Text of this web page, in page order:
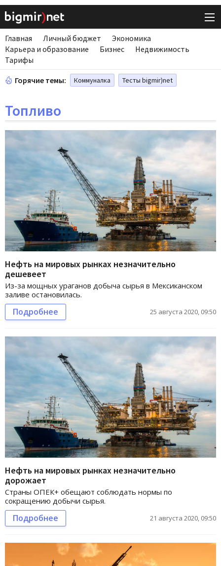
Главная Личный бюджет
Экономика
Карьера и образование
Бизнес
Недвижимость
Тарифы
Горячие темы: Коммуналка Тесты bigmir)net
Топливо
Нефть на мировых рынках незначительно
дешевеет
Из-за мощных ураганов добыча сырья в Мексиканском
заливе остановилась.
Подробнее 25 августа 2020, 09:50
Нефть на мировых рынках незначительно
дорожает
Страны ОПЕК+ обещают соблюдать нормы по
сокращению добычи сырья.
Подробнее 21 августа 2020, 09:50